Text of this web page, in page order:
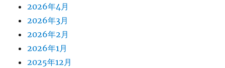
2026年4月
2026年3月
2026年2月
2026年1月
2025年12月